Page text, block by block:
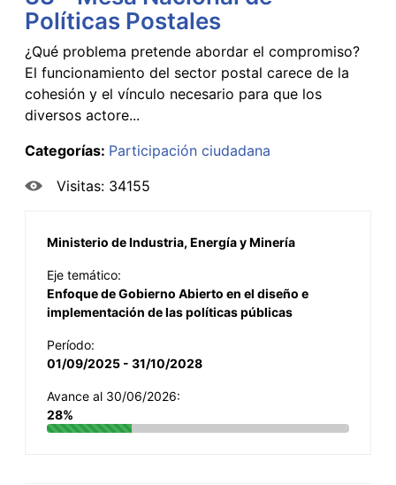
Políticas Postales
¿Qué problema pretende abordar el compromiso?
El funcionamiento del sector postal carece de la
cohesión y el vínculo necesario para que los
diversos actore...
Categorías: Participación ciudadana
Visitas: 34155
Ministerio de Industria, Energía y Minería
Eje temático:
Enfoque de Gobierno Abierto en el diseño e
implementación de las políticas públicas
Período:
01/09/2025 - 31/10/2028
Avance al 30/06/2026:
28%